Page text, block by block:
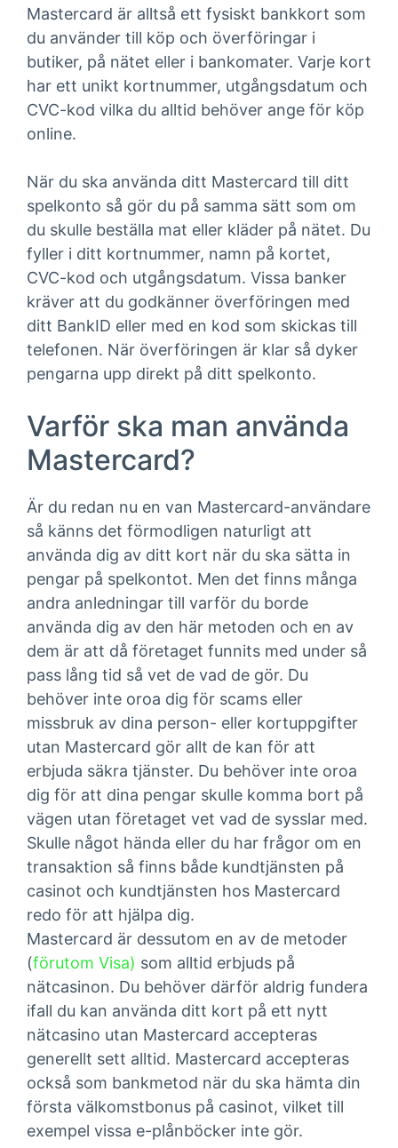
Mastercard är alltså ett fysiskt bankkort som
du använder till köp och överföringar i
butiker, på nätet eller i bankomater. Varje kort
har ett unikt kortnummer, utgångsdatum och
CVC-kod vilka du alltid behöver ange för köp
online.
När du ska använda ditt Mastercard till ditt
spelkonto så gör du på samma sätt som om
du skulle beställa mat eller kläder på nätet. Du
fyller i ditt kortnummer, namn på kortet,
CVC-kod och utgångsdatum. Vissa banker
kräver att du godkänner överföringen med
ditt BankID eller med en kod som skickas till
telefonen. När överföringen är klar så dyker
pengarna upp direkt på ditt spelkonto.
Varför ska man använda
Mastercard?
Är du redan nu en van Mastercard-användare
så känns det förmodligen naturligt att
använda dig av ditt kort när du ska sätta in
pengar på spelkontot. Men det finns många
andra anledningar till varför du borde
använda dig av den här metoden och en av
dem är att då företaget funnits med under så
pass lång tid så vet de vad de gör. Du
behöver inte oroa dig för scams eller
missbruk av dina person- eller kortuppgifter
utan Mastercard gör allt de kan för att
erbjuda säkra tjänster. Du behöver inte oroa
dig för att dina pengar skulle komma bort på
vägen utan företaget vet vad de sysslar med.
Skulle något hända eller du har frågor om en
transaktion så finns både kundtjänsten på
casinot och kundtjänsten hos Mastercard
redo för att hjälpa dig.
Mastercard är dessutom en av de metoder
(förutom Visa) som alltid erbjuds på
nätcasinon. Du behöver därför aldrig fundera
ifall du kan använda ditt kort på ett nytt
nätcasino utan Mastercard accepteras
generellt sett alltid. Mastercard accepteras
också som bankmetod när du ska hämta din
första välkomstbonus på casinot, vilket till
exempel vissa e-plånböcker inte gör.